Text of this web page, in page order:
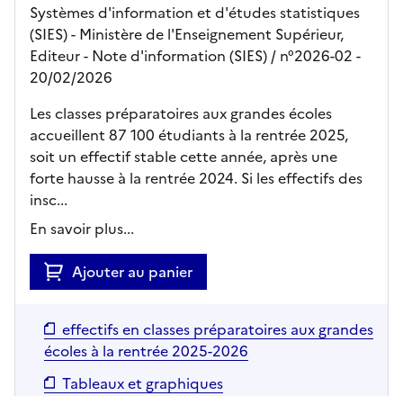
Systèmes d'information et d'études statistiques
(SIES) - Ministère de l'Enseignement Supérieur,
Editeur- Note d'information (SIES) / n°2026-02 -
20/02/2026
Les classes préparatoires aux grandes écoles
accueillent 87 100 étudiants à la rentrée 2025,
soit un effectif stable cette année, après une
forte hausse à la rentrée 2024. Si les effectifs des
insc...
En savoir plus...
Ajouter au panier
effectifs en classes préparatoires aux grandes
écoles à la rentrée 2025-2026
Tableaux et graphiques